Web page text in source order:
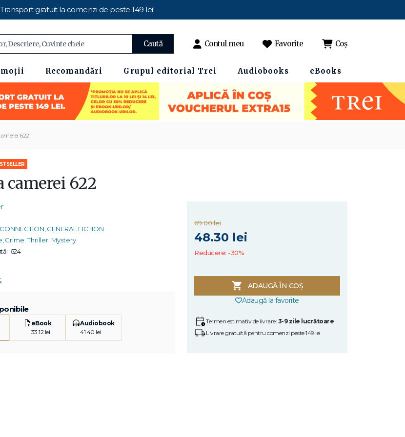
Transport gratuit la comenzi de peste 149 lei!
Caută Contul meu Favorite Coș
Recomandări Grupul editorial Trei Audiobooks eBooks
622
camerei 622
GENERAL FICTION
Crime. Thriller. Mystery
624
eBook
33.12 lei
Audiobook
41.40 lei
69.00 lei
48.30 lei
Reducere: -30%
ADAUGĂ ÎN COȘ
Adaugă la favorite
Termen estimativ de livrare: 3-9 zile lucrătoare
Livrare gratuită pentru comenzi peste 149 lei